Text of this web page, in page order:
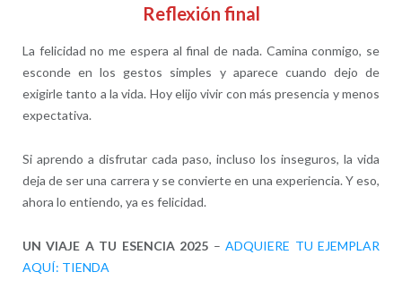
Reflexión final
La felicidad no me espera al final de nada. Camina conmigo, se
esconde en los gestos simples y aparece cuando dejo de
exigirle tanto a la vida. Hoy elijo vivir con más presencia y menos
expectativa.
Si aprendo a disfrutar cada paso, incluso los inseguros, la vida
deja de ser una carrera y se convierte en una experiencia. Y eso,
ahora lo entiendo, ya es felicidad.
UN VIAJE A TU ESENCIA 2025 –ADQUIERE TU EJEMPLAR
AQUÍ: TIENDA